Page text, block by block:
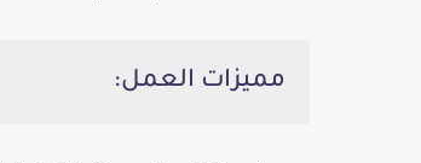
مميزات العمل: